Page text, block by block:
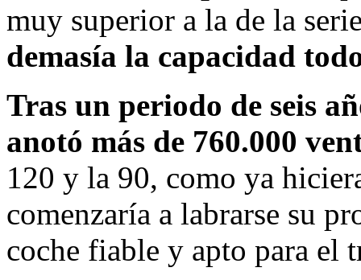
muy superior a la de la
demasía la capacidad
Tras un periodo de seis
anotó más de 760.000
120 y la 90, como ya
comenzaría a labrarse su
coche fiable y apto para el